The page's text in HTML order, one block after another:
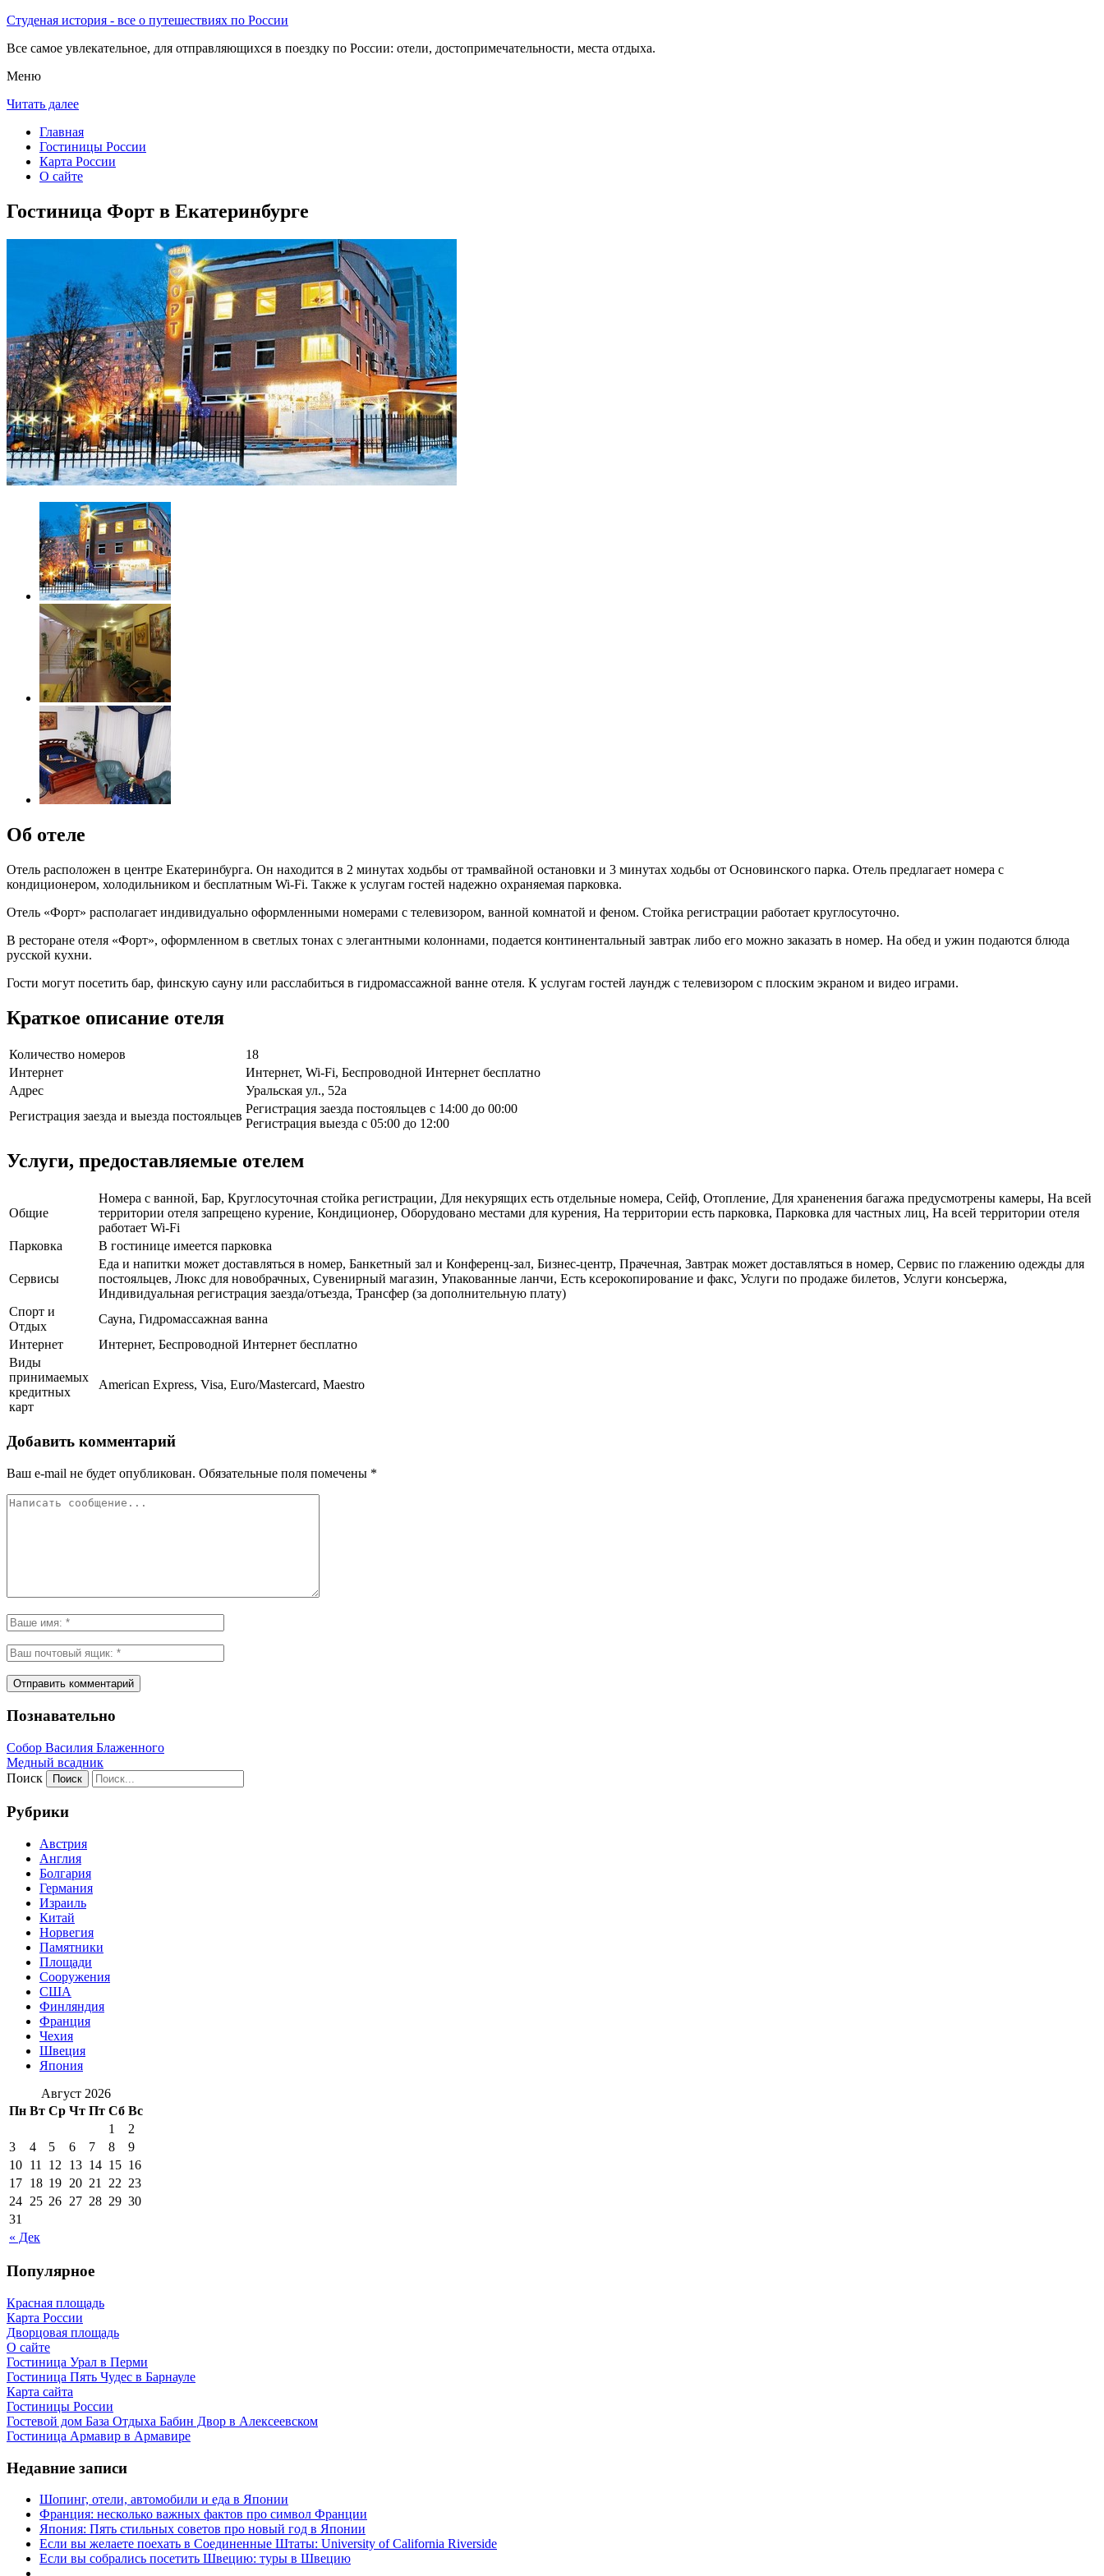
Студеная история - все о путешествиях по России
Все самое увлекательное, для отправляющихся в поездку по России: отели, достопримечательности, места отдыха.
Меню
Читать далее
Главная
Гостиницы России
Карта России
О сайте
Гостиница Форт в Екатеринбурге
Об отеле
Отель расположен в центре Екатеринбурга. Он находится в 2 минутах ходьбы от трамвайной остановки и 3 минутах ходьбы от Основинского парка. Отель предлагает номера с
кондиционером, холодильником и бесплатным Wi-Fi. Также к услугам гостей надежно охраняемая парковка.
Отель «Форт» располагает индивидуально оформленными номерами с телевизором, ванной комнатой и феном. Стойка регистрации работает круглосуточно.
В ресторане отеля «Форт», оформленном в светлых тонах с элегантными колоннами, подается континентальный завтрак либо его можно заказать в номер. На обед и ужин подаются блюда
русской кухни.
Гости могут посетить бар, финскую сауну или расслабиться в гидромассажной ванне отеля. К услугам гостей лаундж с телевизором с плоским экраном и видео играми.
Краткое описание отеля
Количество номеров
18
Интернет
Интернет, Wi-Fi, Беспроводной Интернет бесплатно
Адрес
Уральская ул., 52а
Регистрация заезда и выезда постояльцев
Регистрация заезда постояльцев с 14:00 до 00:00
Регистрация выезда с 05:00 до 12:00
Услуги, предоставляемые отелем
Общие
Номера с ванной, Бар, Круглосуточная стойка регистрации, Для некурящих есть отдельные номера, Сейф, Отопление, Для храненения багажа предусмотрены камеры, На всей
территории отеля запрещено курение, Кондиционер, Оборудовано местами для курения, На территории есть парковка, Парковка для частных лиц, На всей территории отеля
работает Wi-Fi
Парковка
В гостинице имеется парковка
Сервисы
Еда и напитки может доставляться в номер, Банкетный зал и Конференц-зал, Бизнес-центр, Прачечная, Завтрак может доставляться в номер, Сервис по глажению одежды для
постояльцев, Люкс для новобрачных, Сувенирный магазин, Упакованные ланчи, Есть ксерокопирование и факс, Услуги по продаже билетов, Услуги консьержа,
Индивидуальная регистрация заезда/отъезда, Трансфер (за дополнительную плату)
Спорт и
Отдых
Сауна, Гидромассажная ванна
Интернет
Интернет, Беспроводной Интернет бесплатно
Виды
принимаемых
кредитных
карт
American Express, Visa, Euro/Mastercard, Maestro
Добавить комментарий
Ваш e-mail не будет опубликован. Обязательные поля помечены *
Познавательно
Собор Василия Блаженного
Медный всадник
Поиск
Рубрики
Австрия
Англия
Болгария
Германия
Израиль
Китай
Норвегия
Памятники
Площади
Сооружения
США
Финляндия
Франция
Чехия
Швеция
Япония
Август 2026
Пн Вт Ср Чт Пт Сб Вс
« Дек
1
2
3
4 5 6 7 8
9
10 11 12 13 14 15 16
17 18 19 20 21 22 23
24 25 26 27 28 29 30
31
Популярное
Красная площадь
Карта России
Дворцовая площадь
О сайте
Гостиница Урал в Перми
Гостиница Пять Чудес в Барнауле
Карта сайта
Гостиницы России
Гостевой дом База Отдыха Бабин Двор в Алексеевском
Гостиница Армавир в Армавире
Недавние записи
Шопинг, отели, автомобили и еда в Японии
Франция: несколько важных фактов про символ Франции
Япония: Пять стильных советов про новый год в Японии
Если вы желаете поехать в Соединенные Штаты: University of California Riverside
Если вы собрались посетить Швецию: туры в Швецию